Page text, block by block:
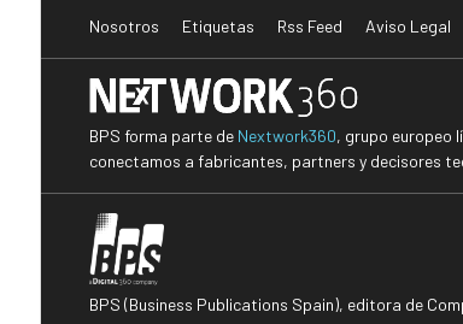
Nosotros Etiquetas Rss Feed Aviso Legal
BPS forma parte de Nextwork360, grupo europeo
conectamos a fabricantes, partners y decisores
BPS (Business Publications Spain), editora de